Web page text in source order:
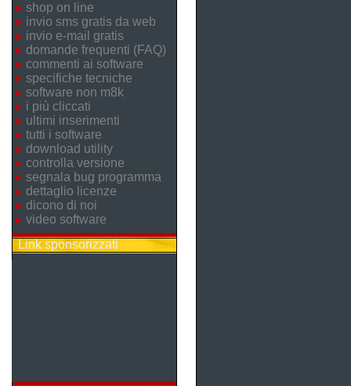
shop on line
invio sms gratis da web
invio e-mail gratis
domande frequenti (FAQ)
commenti ai software
specifiche tecniche
software non m8k
i più cliccati
ultimi inserimenti
tutti i software
download utility
controlla versione
segnala bug programma
dettaglio licenze
dicono di noi
video software
Link sponsorizzati